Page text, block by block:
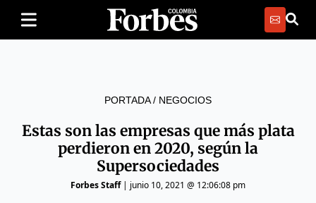
PORTADA/ NEGOCIOS
Estas son las empresas que más plata
perdieron en 2020, según la
Supersociedades
Forbes Staff| junio 10, 2021 @ 12:06:08 pm